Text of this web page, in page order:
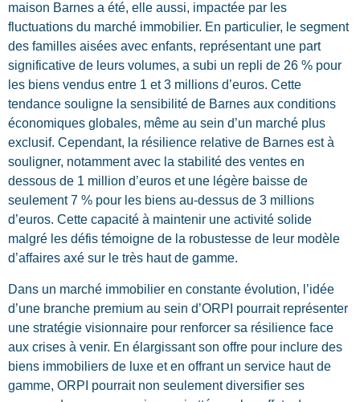
maison Barnes a été, elle aussi, impactée par les
fluctuations du marché immobilier. En particulier, le segment
des familles aisées avec enfants, représentant une part
significative de leurs volumes, a subi un repli de 26 % pour
les biens vendus entre 1 et 3 millions d’euros. Cette
tendance souligne la sensibilité de Barnes aux conditions
économiques globales, même au sein d’un marché plus
exclusif. Cependant, la résilience relative de Barnes est à
souligner, notamment avec la stabilité des ventes en
dessous de 1 million d’euros et une légère baisse de
seulement 7 % pour les biens au-dessus de 3 millions
d’euros. Cette capacité à maintenir une activité solide
malgré les défis témoigne de la robustesse de leur modèle
d’affaires axé sur le très haut de gamme.
Dans un marché immobilier en constante évolution, l’idée
d’une branche premium au sein d’ORPI pourrait représenter
une stratégie visionnaire pour renforcer sa résilience face
aux crises à venir. En élargissant son offre pour inclure des
biens immobiliers de luxe et en offrant un service haut de
gamme, ORPI pourrait non seulement diversifier ses